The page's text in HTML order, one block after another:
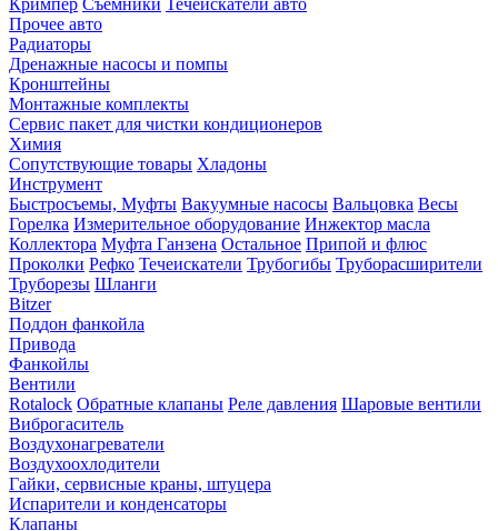
Кримпер Съемники Течеискатели авто
Прочее авто
Радиаторы
Дренажные насосы и помпы
Кронштейны
Монтажные комплекты
Сервис пакет для чистки кондиционеров
Химия
Сопутствующие товары Хладоны
Инструмент
Быстросъемы, Муфты Вакуумные насосы Вальцовка Весы
Горелка Измерительное оборудование Инжектор масла
Коллектора Муфта Ганзена Остальное Припой и флюс
Проколки Рефко Течеискатели Трубогибы Труборасширители
Труборезы Шланги
Bitzer
Поддон фанкойла
Привода
Фанкойлы
Вентили
Rotalock Обратные клапаны Реле давления Шаровые вентили
Виброгаситель
Воздухонагреватели
Воздухоохлодители
Гайки, сервисные краны, штуцера
Испарители и конденсаторы
Клапаны